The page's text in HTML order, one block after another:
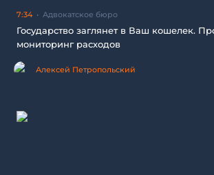
7:34 Адвокатское бюро
Государство заглянет в Ваш кошелек.
мониторинг расходов
Алексей Петропольский